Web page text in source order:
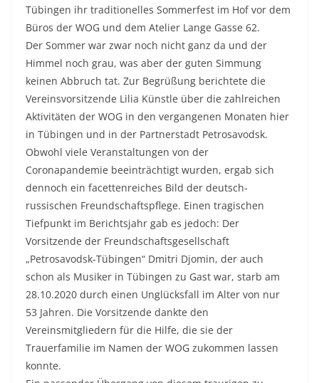
Tübingen ihr traditionelles Sommerfest im Hof vor dem
Büros der WOG und dem Atelier Lange Gasse 62.
Der Sommer war zwar noch nicht ganz da und der
Himmel noch grau, was aber der guten Simmung
keinen Abbruch tat. Zur Begrüßung berichtete die
Vereinsvorsitzende Lilia Künstle über die zahlreichen
Aktivitäten der WOG in den vergangenen Monaten hier
in Tübingen und in der Partnerstadt Petrosavodsk.
Obwohl viele Veranstaltungen von der
Coronapandemie beeinträchtigt wurden, ergab sich
dennoch ein facettenreiches Bild der deutsch-
russischen Freundschaftspflege. Einen tragischen
Tiefpunkt im Berichtsjahr gab es jedoch: Der
Vorsitzende der Freundschaftsgesellschaft
„Petrosavodsk-Tübingen“ Dmitri Djomin, der auch
schon als Musiker in Tübingen zu Gast war, starb am
28.10.2020 durch einen Unglücksfall im Alter von nur
53 Jahren. Die Vorsitzende dankte den
Vereinsmitgliedern für die Hilfe, die sie der
Trauerfamilie im Namen der WOG zukommen lassen
konnte.